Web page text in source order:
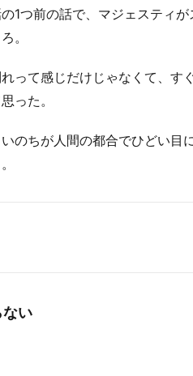
1つ前の話で、マジェスティ
。
って感じだけじゃなくて、す
った。
のちが人間の都合でひどい目
ない